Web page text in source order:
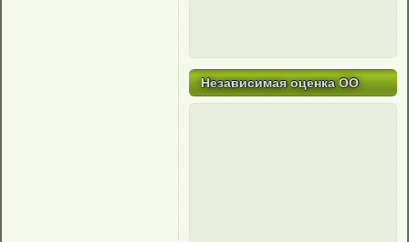
Независимая оценка ОО